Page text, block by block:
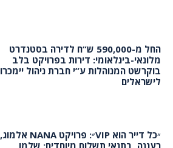
החל מ-590,000 ש”ח לדירה בסטנדרט
מלונאי-בינלאומי: דירות בפרויקט בלב
בוקרשט המנוהלות ע”י חברת ניהול יימכרו
לישראלים
״כל דייר הוא VIP״: פרויקט NANA אלמוג,